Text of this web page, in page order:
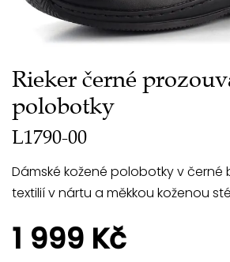
Rieker černé
polobotky
L1790-00
Dámské kožené polobotky v černé
textilií v nártu a měkkou koženou
1 999 Kč